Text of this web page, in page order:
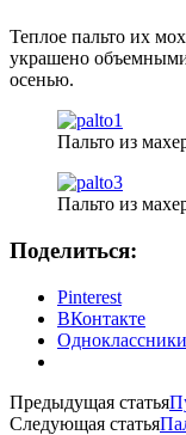
Теплое пальто их
украшено объемными
осенью.
Пальто из
Пальто из
Поделиться:
Pinterest
ВКонтакте
Одноклассники
Предыдущая статья
Следующая статья